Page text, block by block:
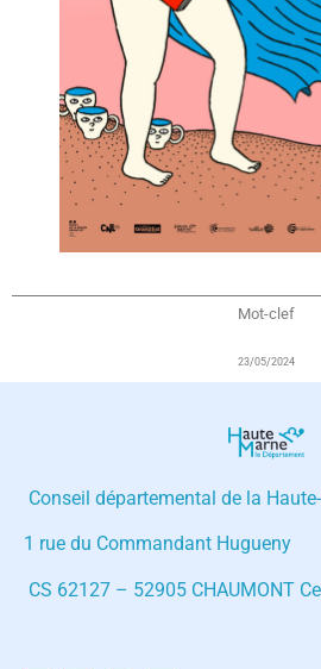
Mot-clef
23/05/2024
Conseil départemental de la
1 rue du Commandant Hugueny
CS 62127 – 52905 CHAUMONT